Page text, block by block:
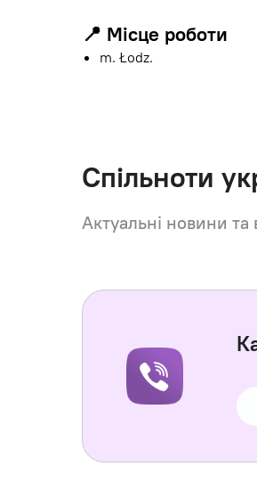
📍 Місце роботи
m. Łodz.
Спільноти
Актуальні новини та